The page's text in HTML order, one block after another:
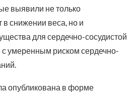
выявили не только
снижении веса, но и
для сердечно-сосудистой
умеренным риском сердечно-
опубликована в форме